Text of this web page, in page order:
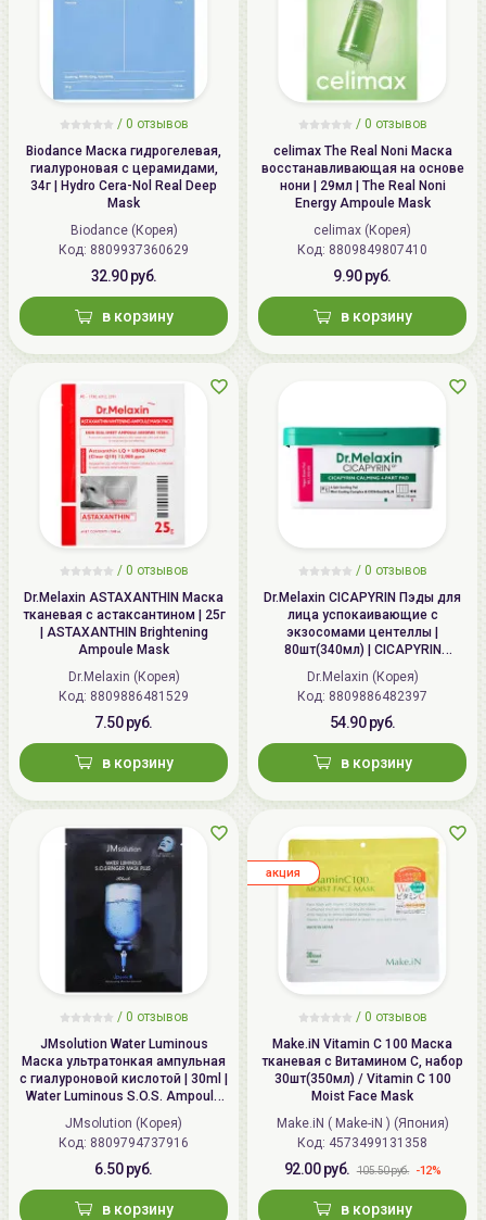
/ 0 отзывов
Biodance Маска гидрогелевая,
гиалуроновая с церамидами,
34г | Hydro Cera-Nol Real Deep
Mask
Biodance (Корея)
Код: 8809937360629
32.90 руб.
в корзину
/ 0 отзывов
celimax The Real Noni Маска
восстанавливающая на основе
нони | 29мл | The Real Noni
Energy Ampoule Mask
celimax (Корея)
Код: 8809849807410
9.90 руб.
в корзину
/ 0 отзывов
Dr.Melaxin ASTAXANTHIN Маска
тканевая с астаксантином | 25г
| ASTAXANTHIN Brightening
Ampoule Mask
Dr.Melaxin (Корея)
Код: 8809886481529
7.50 руб.
в корзину
/ 0 отзывов
Dr.Melaxin CICAPYRIN Пэды для
лица успокаивающие с
экзосомами центеллы |
80шт(340мл) | CICAPYRIN
Calming 4-Part Pad
Dr.Melaxin (Корея)
Код: 8809886482397
54.90 руб.
в корзину
/ 0 отзывов
JMsolution Water Luminous
Маска ультратонкая ампульная
с гиалуроновой кислотой | 30ml |
Water Luminous S.O.S. Ampoule
Hyaluronic Mask Plus
JMsolution (Корея)
Код: 8809794737916
6.50 руб.
в корзину
/ 0 отзывов
Make.iN Vitamin C 100 Маска
тканевая с Витамином С, набор
30шт(350мл) / Vitamin C 100
Moist Face Mask
Make.iN ( Make-iN ) (Япония)
Код: 4573499131358
92.00 руб. 105.50 руб. -12%
в корзину
aкция